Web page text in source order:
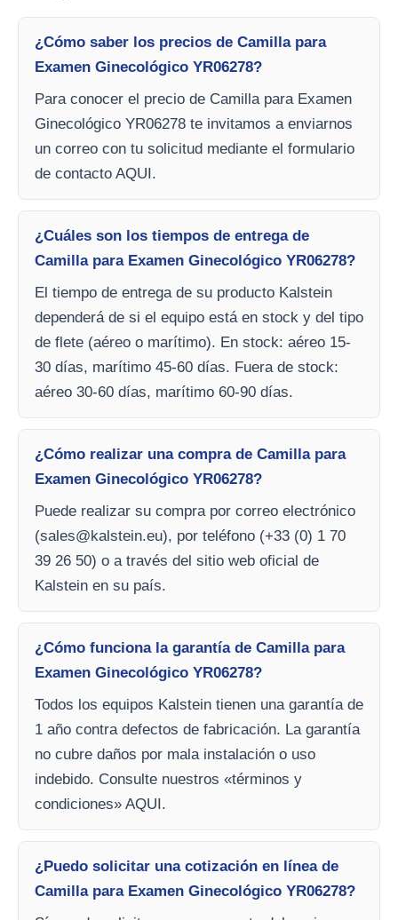
¿Cómo saber los precios de Camilla para
Examen Ginecológico YR06278?
Para conocer el precio de Camilla para Examen
Ginecológico YR06278 te invitamos a enviarnos
un correo con tu solicitud mediante el formulario
de contacto AQUI.
¿Cuáles son los tiempos de entrega de
Camilla para Examen Ginecológico YR06278?
El tiempo de entrega de su producto Kalstein
dependerá de si el equipo está en stock y del tipo
de flete (aéreo o marítimo). En stock: aéreo 15-
30 días, marítimo 45-60 días. Fuera de stock:
aéreo 30-60 días, marítimo 60-90 días.
¿Cómo realizar una compra de Camilla para
Examen Ginecológico YR06278?
Puede realizar su compra por correo electrónico
(sales@kalstein.eu), por teléfono (+33 (0) 1 70
39 26 50) o a través del sitio web oficial de
Kalstein en su país.
¿Cómo funciona la garantía de Camilla para
Examen Ginecológico YR06278?
Todos los equipos Kalstein tienen una garantía de
1 año contra defectos de fabricación. La garantía
no cubre daños por mala instalación o uso
indebido. Consulte nuestros «términos y
condiciones» AQUI.
¿Puedo solicitar una cotización en línea de
Camilla para Examen Ginecológico YR06278?